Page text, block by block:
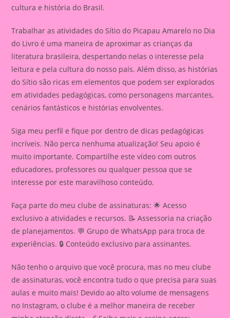
cultura e história do Brasil.
Trabalhar as atividades do Sítio do Picapau Amarelo no Dia
do Livro é uma maneira de aproximar as crianças da
literatura brasileira, despertando nelas o interesse pela
leitura e pela cultura do nosso país. Além disso, as histórias
do Sítio são ricas em elementos que podem ser explorados
em atividades pedagógicas, como personagens marcantes,
cenários fantásticos e histórias envolventes.
Siga meu perfil e fique por dentro de dicas pedagógicas
incríveis. Não perca nenhuma atualização! Seu apoio é
muito importante. Compartilhe este vídeo com outros
educadores, professores ou qualquer pessoa que se
interesse por este maravilhoso conteúdo.
Faça parte do meu clube de assinaturas: 🌟 Acesso
exclusivo a atividades e recursos. 📝 Assessoria na criação
de planejamentos. 💬 Grupo de WhatsApp para troca de
experiências. 🔒 Conteúdo exclusivo para assinantes.
Não tenho o arquivo que você procura, mas no meu clube
de assinaturas, você encontra tudo o que precisa para suas
aulas e muito mais! Devido ao alto volume de mensagens
no Instagram, o clube é a melhor maneira de receber